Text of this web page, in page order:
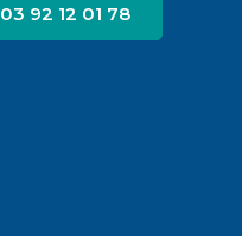
03 92 12 01 78